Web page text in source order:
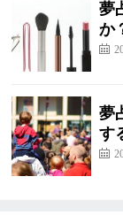
夢
か
夢
す